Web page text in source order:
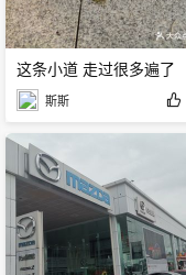
这条小道 走过很多遍了
斯斯